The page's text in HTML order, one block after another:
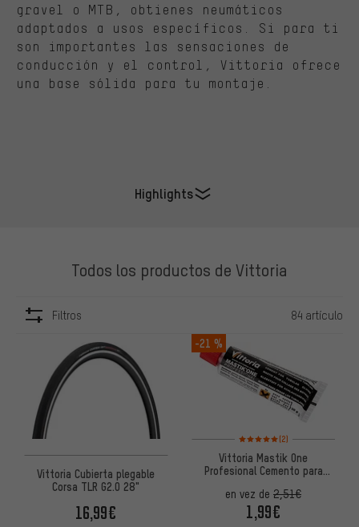
gravel o MTB, obtienes neumáticos
adaptados a usos específicos. Si para ti
son importantes las sensaciones de
conducción y el control, Vittoria ofrece
una base sólida para tu montaje.
Highlights
Todos los productos de Vittoria
Filtros 84 artículo
Vittoria Cubierta plegable
Corsa TLR G2.0 28"
16,99€
-21 %
Valoración media: 5 de 5
(2)
Vittoria Mastik One
Profesional Cemento para
en vez de 2,51€
1,99€